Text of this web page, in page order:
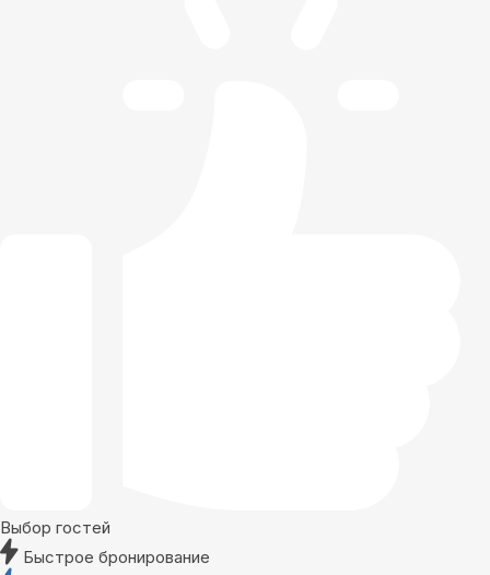
Выбор гостей
Быстрое бронирование